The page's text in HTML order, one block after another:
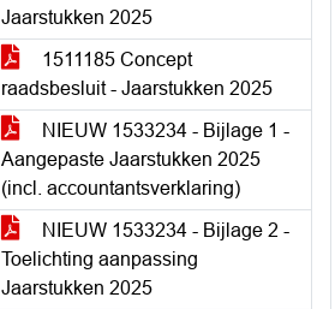
Jaarstukken 2025
1511185 Concept
raadsbesluit - Jaarstukken 2025
NIEUW 1533234 - Bijlage 1 -
Aangepaste Jaarstukken 2025
(incl. accountantsverklaring)
NIEUW 1533234 - Bijlage 2 -
Toelichting aanpassing
Jaarstukken 2025